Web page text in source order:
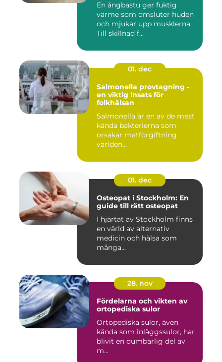
En ångbastu ger fuktig
värme som omsluter huden
och mjukar upp musklerna.
Till skillnad f...
01. dec
Salmonella provtagning -
en viktig insats för
folkhälsan
Salmonella är en av de mest
kända bakterierna som
orsakar matförgiftning
världen...
01. dec
Osteopat i Stockholm: En
guide till rätt osteopat
I hjärtat av Stockholm finns
en värld av alternativ
medicin och hälsa som
många...
28. nov
Fördelarna och vikten av
ortopediska sulor
Ortopediska sulor, även
kända som inläggssulor, har
blivit en oumbärlig del av
m...